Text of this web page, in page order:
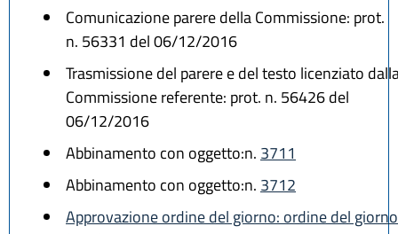
Comunicazione parere della Commissione: prot.
n. 56331 del 06/12/2016
Trasmissione del parere e del testo licenziato
Commissione referente: prot. n. 56426 del
06/12/2016
Abbinamento con oggetto:n. 3711
Abbinamento con oggetto:n. 3712
Approvazione ordine del giorno: ordine del giorno